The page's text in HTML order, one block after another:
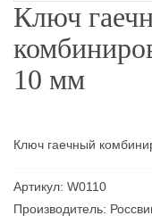
Ключ
10 мм
Ключ гаечный
Артикул: W0110
Производитель: